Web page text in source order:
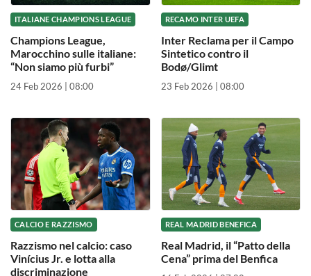
ITALIANE CHAMPIONS LEAGUE
Champions League,
Marocchino sulle italiane:
“Non siamo più furbi”
24 Feb 2026 | 08:00
RECAMO INTER UEFA
Inter Reclama per il Campo
Sintetico contro il
Bodø/Glimt
23 Feb 2026 | 08:00
CALCIO E RAZZISMO
Razzismo nel calcio: caso
Vinícius Jr. e lotta alla
discriminazione
REAL MADRID BENEFICA
Real Madrid, il “Patto della
Cena” prima del Benfica